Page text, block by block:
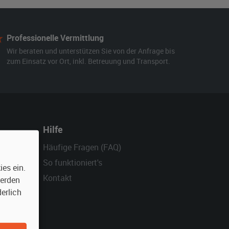
Professionelle Vermittlung
Wir beraten und unterstützen Sie von der Anfrage bis
zum Einsatz vor Ort, inkl. Betreuung und Transport.
Hilfe
Häufige Fragen (FAQ)
So funktioniert's
Kontakt
ein.